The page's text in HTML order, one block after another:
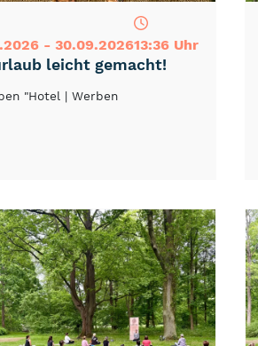
- 30.09.202613:36 Uhr
leicht gemacht!
"Hotel | Werben